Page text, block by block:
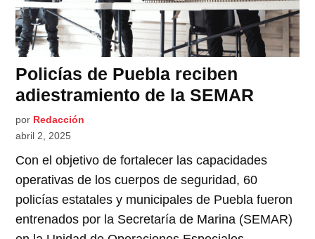
Policías de Puebla reciben
adiestramiento de la SEMAR
por Redacción
abril 2, 2025
Con el objetivo de fortalecer las capacidades
operativas de los cuerpos de seguridad, 60
policías estatales y municipales de Puebla fueron
entrenados por la Secretaría de Marina (SEMAR)